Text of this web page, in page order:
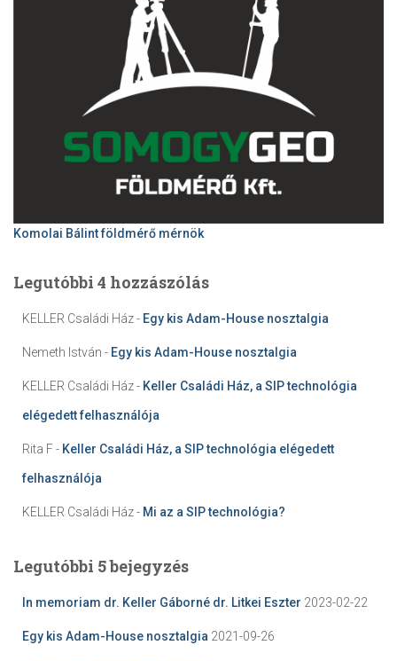
Komolai Bálint földmérő mérnök
Legutóbbi 4 hozzászólás
KELLER Családi Ház- Egy kis Adam-House nosztalgia
Nemeth István - Egy kis Adam-House nosztalgia
KELLER Családi Ház- Keller Családi Ház, a SIP technológia
elégedett felhasználója
Rita F- Keller Családi Ház, a SIP technológia elégedett
felhasználója
KELLER Családi Ház- Mi az a SIP technológia?
Legutóbbi 5 bejegyzés
In memoriam dr. Keller Gáborné dr. Litkei Eszter 2023-02-22
Egy kis Adam-House nosztalgia 2021-09-26